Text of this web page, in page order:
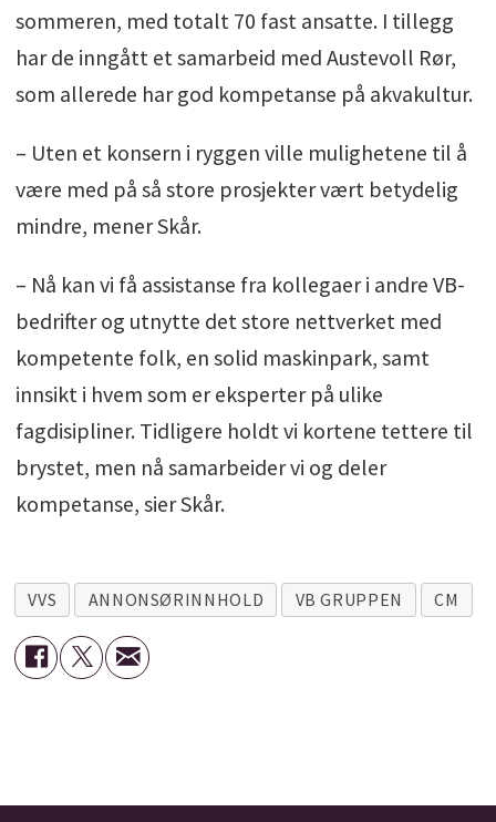
sommeren, med totalt 70 fast ansatte. I tillegg
har de inngått et samarbeid med Austevoll Rør,
som allerede har god kompetanse på akvakultur.
– Uten et konsern i ryggen ville mulighetene til å
være med på så store prosjekter vært betydelig
mindre, mener Skår.
– Nå kan vi få assistanse fra kollegaer i andre VB-
bedrifter og utnytte det store nettverket med
kompetente folk, en solid maskinpark, samt
innsikt i hvem som er eksperter på ulike
fagdisipliner. Tidligere holdt vi kortene tettere til
brystet, men nå samarbeider vi og deler
kompetanse, sier Skår.
VVS ANNONSØRINNHOLD VB GRUPPEN CM